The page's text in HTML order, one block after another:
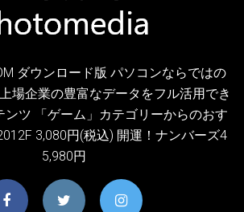
ダウンロード版 パソコンならではの
場企業の豊富なデータをフル活用でき
ンツ 「ゲーム」カテゴリーからのおす
3,080円(税込) 開運！ナンバーズ4
5,980円